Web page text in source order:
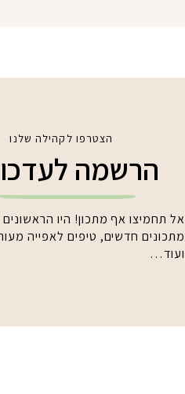
הצטרפו לקהילה שלנו
הרשמה
אל תחמיצו אף מתכון! היו
מתכונים חדשים, טיפים לאפייה
ועוד…